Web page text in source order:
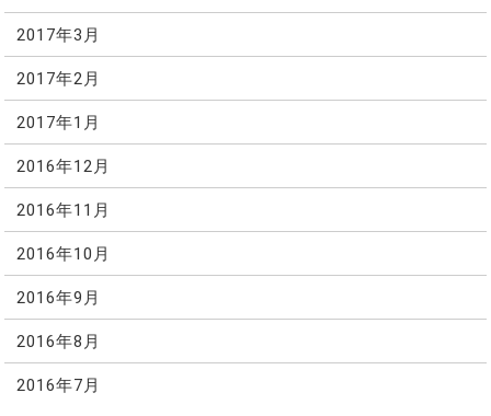
2017年3月
2017年2月
2017年1月
2016年12月
2016年11月
2016年10月
2016年9月
2016年8月
2016年7月